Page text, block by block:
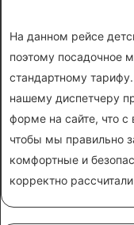
На данном рейсе
поэтому посадочное
стандартному
нашему диспетчеру
форме на сайте, что
чтобы мы правильно
комфортные и
корректно